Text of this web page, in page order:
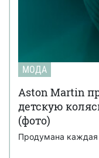
МОДА
Aston Martin
детскую
(фото)
Продумана каждая